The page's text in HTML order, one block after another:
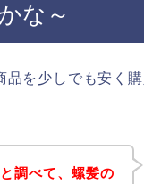
な～
を少しでも安く購
調べて、螺髪の